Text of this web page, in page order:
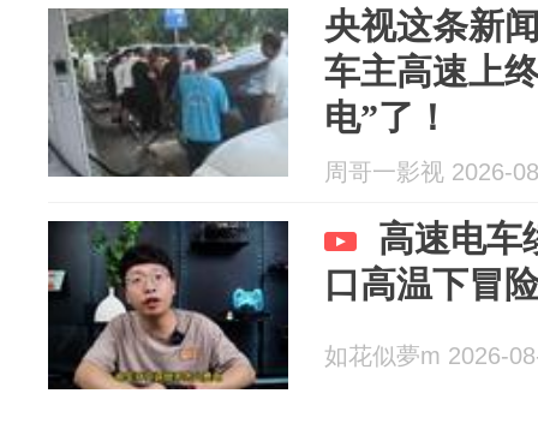
央视这条新
车主高速上
电”了！
周哥一影视 2026-
高速电车
口高温下冒
如花似夢m 2026-